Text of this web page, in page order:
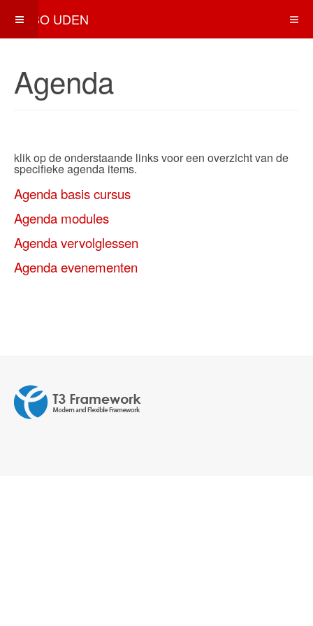
EHBO UDEN
Agenda
klik op de onderstaande links voor een overzicht van de
specifieke agenda items.
Agenda basis cursus
Agenda modules
Agenda vervolglessen
Agenda evenementen